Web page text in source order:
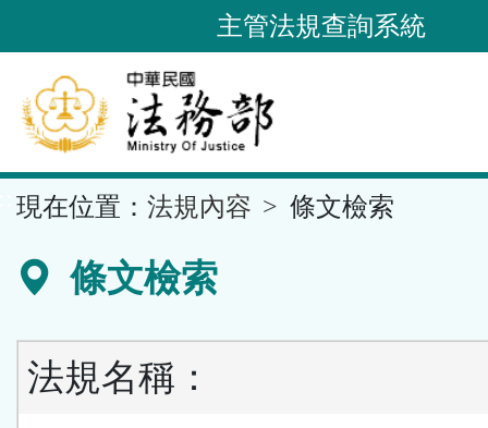
到
要
內
容
區
主管法規查詢系統
現在位置： 法規內容 條文檢索
條文檢索
法規名稱：